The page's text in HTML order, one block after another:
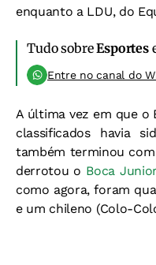
enquanto a LDU, do
Tudo sobreEsportes
Entre no canal do
A última vez em que o
classificados havia
também terminou
derrotou o Boca
como agora, foram
e um chileno (Colo-